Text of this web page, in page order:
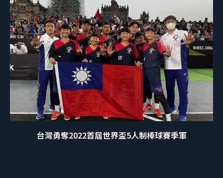
台灣勇奪2022首屆世界盃5人制棒球賽季軍